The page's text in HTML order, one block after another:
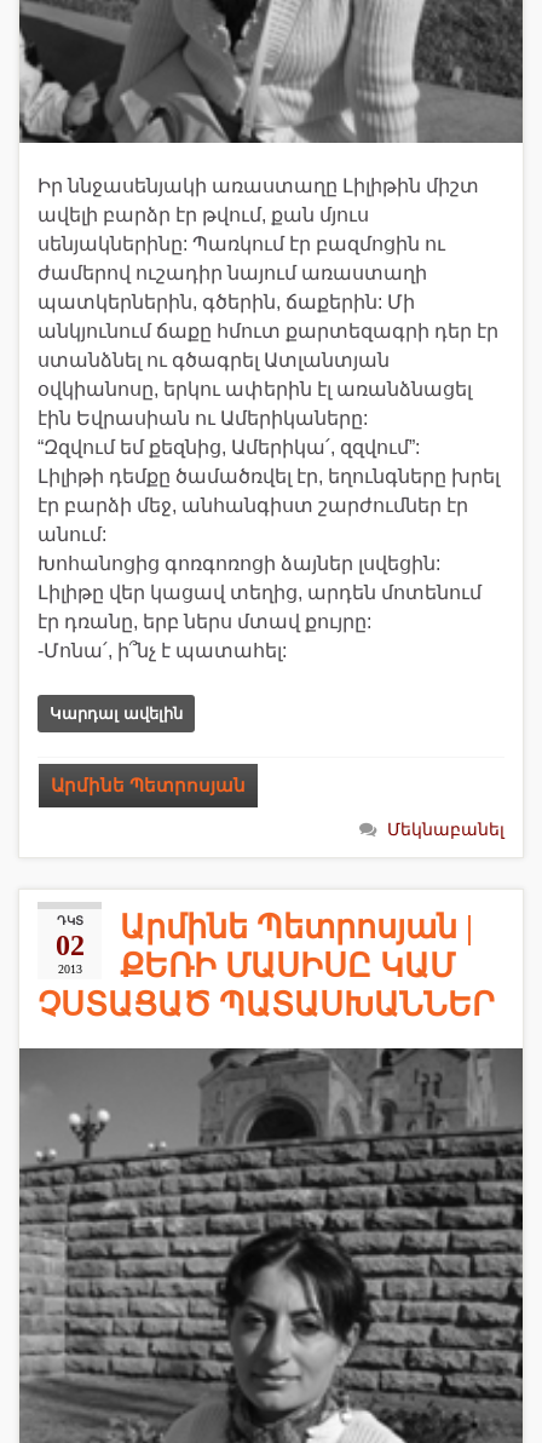
Իր ննջասենյակի առաստաղը Լիլիթին միշտ
ավելի բարձր էր թվում, քան մյուս
սենյակներինը: Պառկում էր բազմոցին ու
ժամերով ուշադիր նայում առաստաղի
պատկերներին, գծերին, ճաքերին: Մի
անկյունում ճաքը հմուտ քարտեզագրի դեր էր
ստանձնել ու գծագրել Ատլանտյան
օվկիանոսը, երկու ափերին էլ առանձնացել
էին Եվրասիան ու Ամերիկաները:
“Զզվում եմ քեզնից, Ամերիկա՛, զզվում”:
Լիլիթի դեմքը ծամածռվել էր, եղունգները խրել
էր բարձի մեջ, անհանգիստ շարժումներ էր
անում:
Խոհանոցից գոռգոռոցի ձայներ լսվեցին:
Լիլիթը վեր կացավ տեղից, արդեն մոտենում
էր դռանը, երբ ներս մտավ քույրը:
-Մոնա՛, ի՞նչ է պատահել:
Կարդալ ավելին
Արմինե Պետրոսյան
Մեկնաբանել
ԴԿՏ
02
2013
Արմինե Պետրոսյան |
ՔԵՌԻ ՄԱՍԻՍԸ ԿԱՄ
ՉՍՏԱՑԱԾ ՊԱՏԱՍԽԱՆՆԵՐ